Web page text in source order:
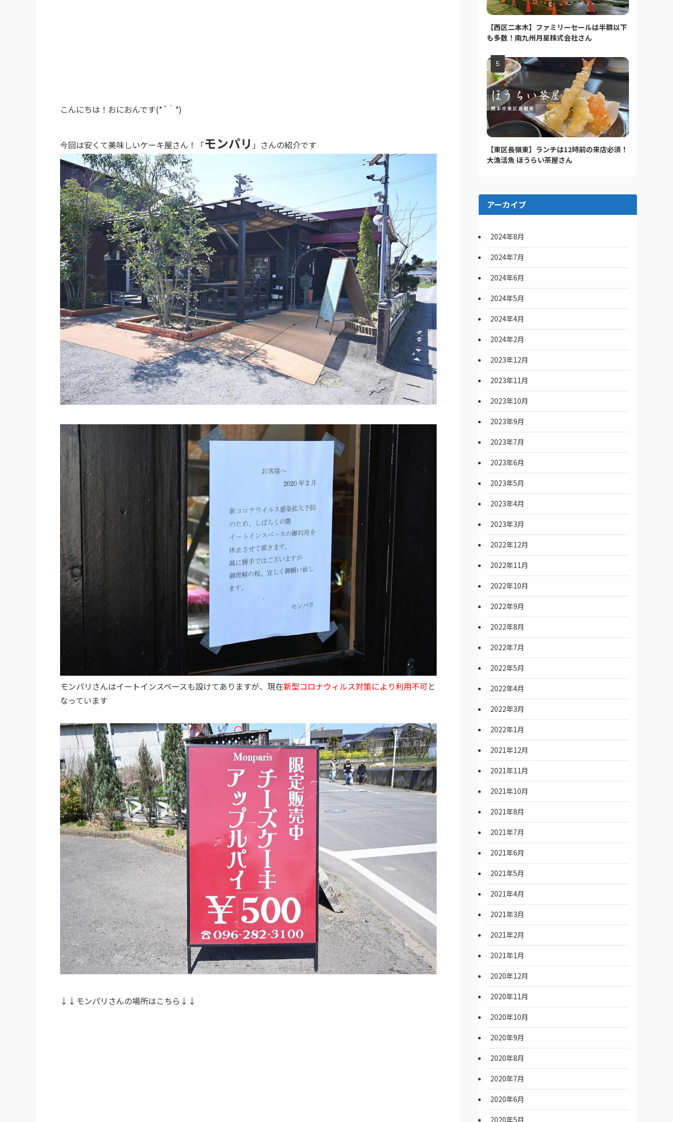
こんにちは！おにおんです(*´｀*)
今回は安くて美味しいケーキ屋さん！「モンパリ 」さんの紹介です
モンパリさんはイートインスペースも設けてありますが、現在新型コロナウィルス対策により利用不可と
なっています
↓↓ モンパリ さんの場所はこちら ↓↓
【西区二本木】ファミリーセールは半額以下
も多数！南九州月星株式会社さん
【東区長嶺東】ランチは12時前の来店必須！
大漁活魚 ほうらい茶屋さん
アーカイブ
2024年8月
2024年7月
2024年6月
2024年5月
2024年4月
2024年2月
2023年12月
2023年11月
2023年10月
2023年9月
2023年7月
2023年6月
2023年5月
2023年4月
2023年3月
2022年12月
2022年11月
2022年10月
2022年9月
2022年8月
2022年7月
2022年5月
2022年4月
2022年3月
2022年1月
2021年12月
2021年11月
2021年10月
2021年8月
2021年7月
2021年6月
2021年5月
2021年4月
2021年3月
2021年2月
2021年1月
2020年12月
2020年11月
2020年10月
2020年9月
2020年8月
2020年7月
2020年6月
2020年5月